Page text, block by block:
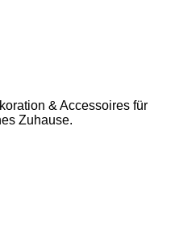
& Accessoires für
Zuhause.